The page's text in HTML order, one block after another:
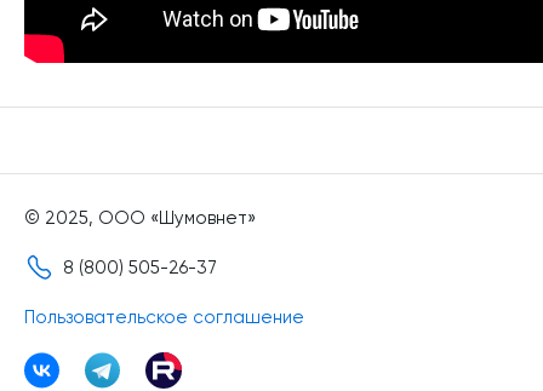
© 2025, ООО «Шумовнет»
8 (800) 505-26-37
Пользовательское соглашение